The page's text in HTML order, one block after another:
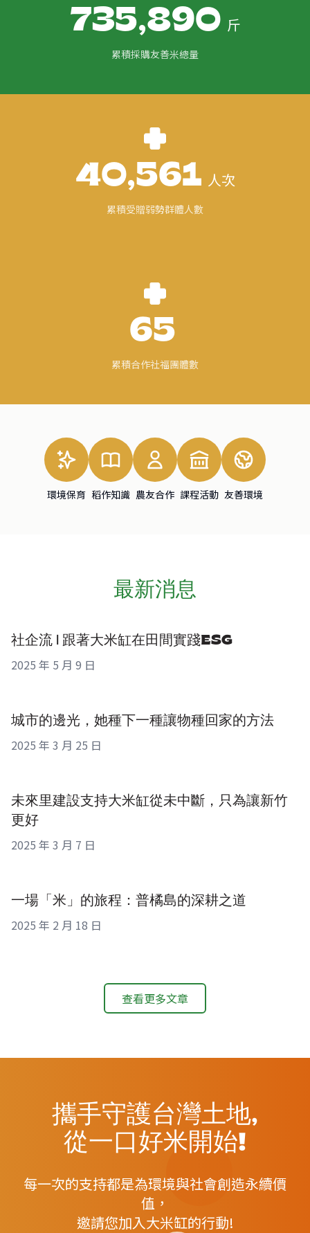
735,890 斤
累積採購友善米總量
40,561 人次
累積受贈弱勢群體人數
65
累積合作社福團體數
環境保育 稻作知識 農友合作 課程活動 友善環境
最新消息
社企流 | 跟著大米缸在田間實踐ESG
2025 年 5 月 9 日
城市的邊光，她種下一種讓物種回家的方法
2025 年 3 月 25 日
未來里建設支持大米缸從未中斷，只為讓新竹
更好
2025 年 3 月 7 日
一場「米」的旅程：普橘島的深耕之道
2025 年 2 月 18 日
查看更多文章
攜手守護台灣土地,
從一口好米開始!
每一次的支持都是為環境與社會創造永續價
值，
邀請您加入大米缸的行動!